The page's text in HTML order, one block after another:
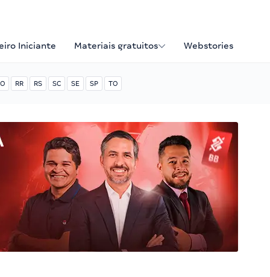
Iniciante Materiais gratuitos Webstories
RR RS SC SE SP TO